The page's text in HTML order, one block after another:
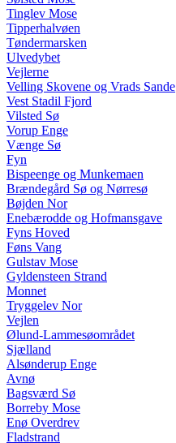
Tinglev Mose
Tipperhalvøen
Tøndermarsken
Ulvedybet
Vejlerne
Velling Skovene og Vrads Sande
Vest Stadil Fjord
Vilsted Sø
Vorup Enge
Vænge Sø
Fyn
Bispeenge og Munkemaen
Brændegård Sø og Nørresø
Bøjden Nor
Enebærodde og Hofmansgave
Fyns Hoved
Føns Vang
Gulstav Mose
Gyldensteen Strand
Monnet
Tryggelev Nor
Vejlen
Ølund-Lammesøområdet
Sjælland
Alsønderup Enge
Avnø
Bagsværd Sø
Borreby Mose
Enø Overdrev
Fladstrand